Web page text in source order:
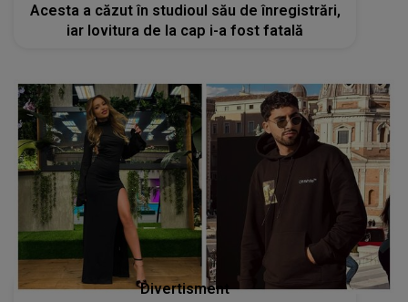
Acesta a căzut în studioul său de înregistrări,
iar lovitura de la cap i-a fost fatală
Divertisment